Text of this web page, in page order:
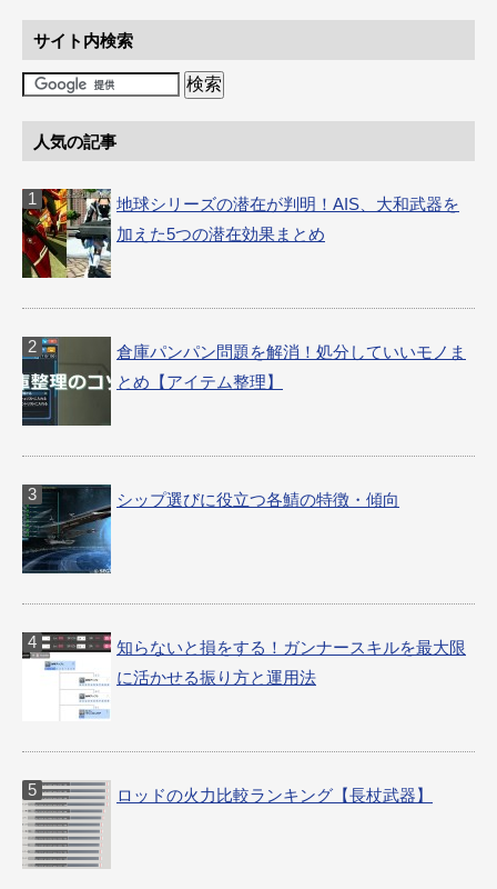
サイト内検索
人気の記事
地球シリーズの潜在が判明！AIS、大和武器を
加えた5つの潜在効果まとめ
倉庫パンパン問題を解消！処分していいモノま
とめ【アイテム整理】
シップ選びに役立つ各鯖の特徴・傾向
知らないと損をする！ガンナースキルを最大限
に活かせる振り方と運用法
ロッドの火力比較ランキング【長杖武器】